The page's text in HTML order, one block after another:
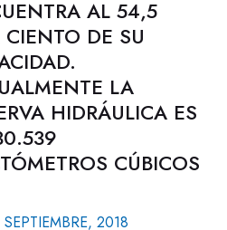
AL 54,5
CIENTO DE SU
LA
HIDRÁULICA ES
CÚBICOS
2018